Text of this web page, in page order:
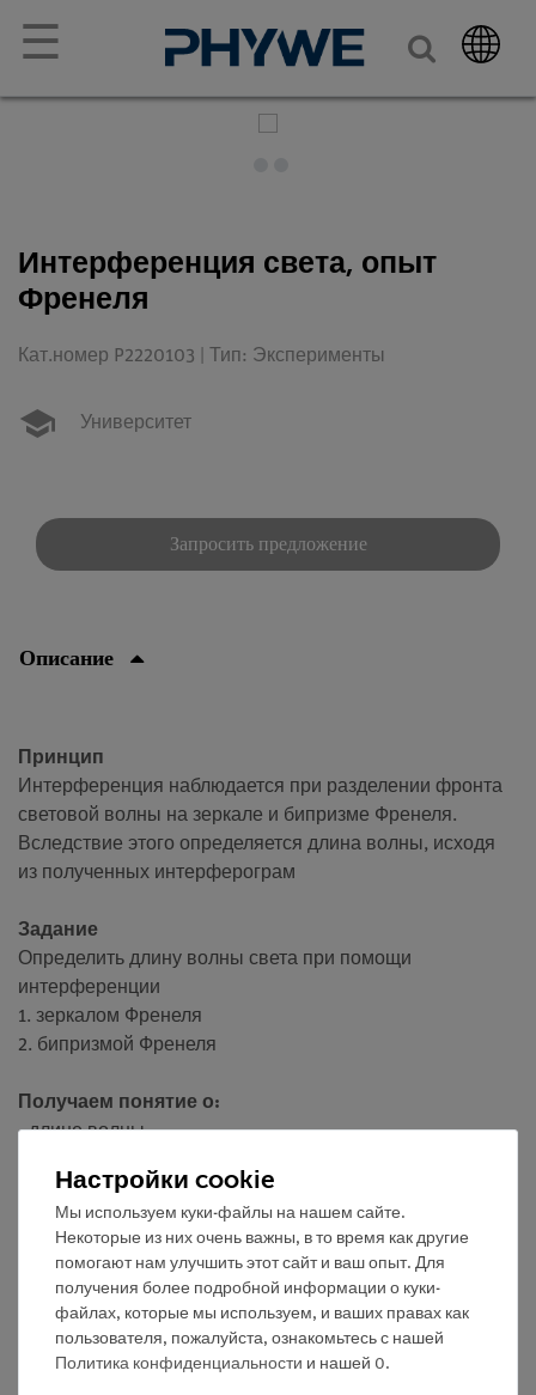
☰
Интерференция света, опыт
Френеля
Кат.номер P2220103 | Тип: Эксперименты
Университет
Запросить предложение
Описание
Принцип
Интерференция наблюдается при разделении фронта
световой волны на зеркале и бипризме Френеля.
Вследствие этого определяется длина волны, исходя
из полученных интерферограм
Задание
Определить длину волны света при помощи
интерференции
1. зеркалом Френеля
2. бипризмой Френеля
Получаем понятие о:
- длине волны
- бипризме Френеля
- зеркале Френеля
- мнимом источнике света
Объём поставки
Настройки cookie
Мы используем куки-файлы на нашем сайте.
Некоторые из них очень важны, в то время как другие
помогают нам улучшить этот сайт и ваш опыт. Для
получения более подробной информации о куки-
файлах, которые мы используем, и ваших правах как
пользователя, пожалуйста, ознакомьтесь с нашей
Политика конфиденциальности и нашей 0.